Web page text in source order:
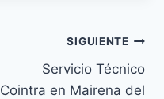
SIGUIENTE
Servicio Técnico
Cointra en Mairena del